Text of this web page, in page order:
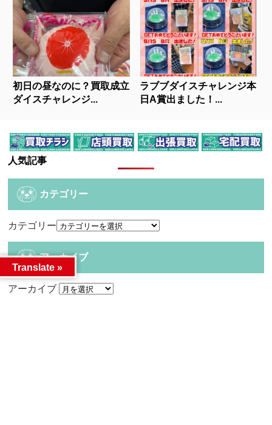
初日の昼なのに？買取成立
ダイスチャレンジ...
ラブブダイスチャレンジ本
日A賞出ました！...
人気記事
カテゴリー
カテゴリー
アーカイブ
アーカイブ
Translate »